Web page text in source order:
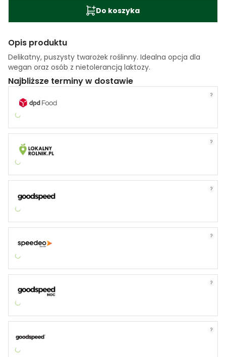
Do koszyka
Opis produktu
Delikatny, puszysty twarożek roślinny. Idealna opcja dla
wegan oraz osób z nietolerancją laktozy.
Najbliższe terminy w dostawie
?
?
?
?
?
?